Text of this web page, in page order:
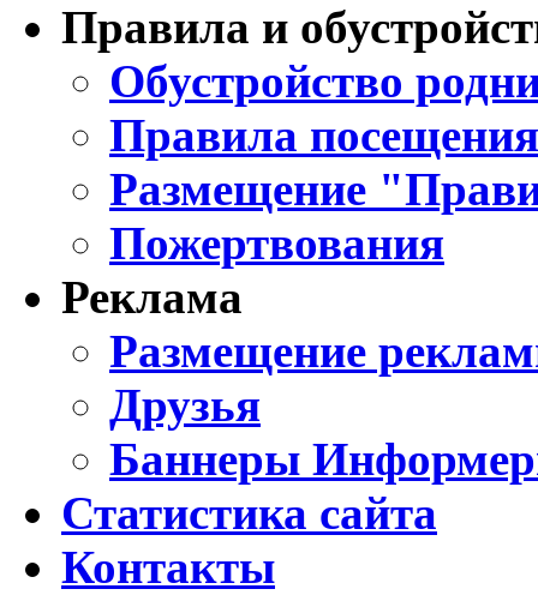
Правила и
Обустройство
Правила
Размещение
Пожертвования
Реклама
Размещение
Друзья
Баннеры
Статистика сайта
Контакты